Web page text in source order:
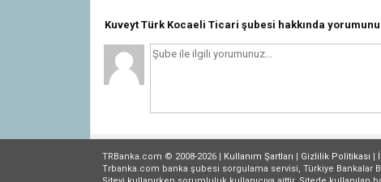
Kuveyt Türk Kocaeli Ticari şubesi hakkında
TRBanka.com © 2008-2026 | Kullanım Şartları | Gizlilik Politikası |
Trbanka.com banka şubesi sorgulama servisi, Türkiye Bankalar